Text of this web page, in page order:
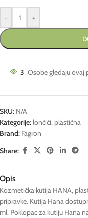
- +
3 Osobe gledaju ovaj
SKU: N/A
Kategorije: lončići, plastična
Brand: Fagron
Share:
Opis
Kozmetička kutija HANA,
pripravke. Kutija Hana
ml. Poklopac za kutiju Hana